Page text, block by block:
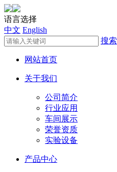
语言选择
中文 English
搜索
网站首页
关于我们
公司简介
行业应用
车间展示
荣誉资质
实验设备
产品中心